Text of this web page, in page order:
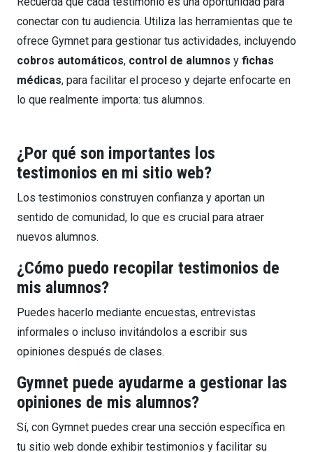
conectar con tu audiencia. Utiliza las herramientas que te
ofrece Gymnet para gestionar tus actividades, incluyendo
cobros automáticos, control de alumnos y fichas
médicas, para facilitar el proceso y dejarte enfocarte en
lo que realmente importa: tus alumnos.
¿Por qué son importantes los
testimonios en mi sitio web?
Los testimonios construyen confianza y aportan un
sentido de comunidad, lo que es crucial para atraer
nuevos alumnos.
¿Cómo puedo recopilar testimonios de
mis alumnos?
Puedes hacerlo mediante encuestas, entrevistas
informales o incluso invitándolos a escribir sus
opiniones después de clases.
Gymnet puede ayudarme a gestionar las
opiniones de mis alumnos?
Sí, con Gymnet puedes crear una sección específica en
tu sitio web donde exhibir testimonios y facilitar su